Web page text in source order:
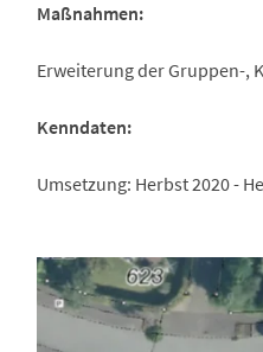
Maßnahmen:
Erweiterung der Gruppen-,
Kenndaten:
Umsetzung: Herbst 2020 -